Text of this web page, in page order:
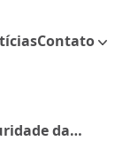
Contato
da